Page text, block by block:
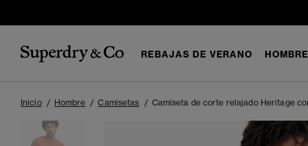
REBAJAS DE VERANO
Inicio Hombre Camisetas Camiseta de corte relajado Heritage